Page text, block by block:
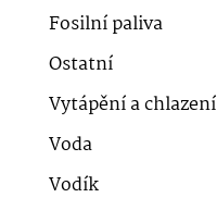
Fosilní paliva
Ostatní
Vytápění a chlazení
Voda
Vodík